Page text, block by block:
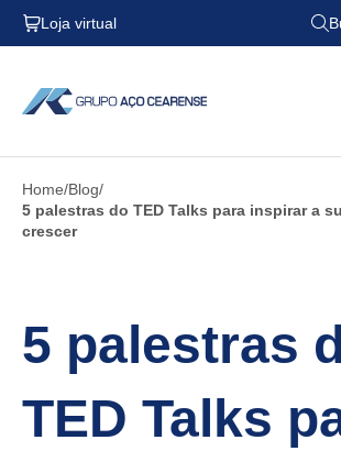
Loja virtual
Home Blog
5 palestras do TED Talks para inspirar a
crescer
5 palestras
TED Talks